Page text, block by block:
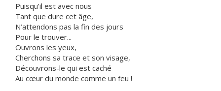
Puisqu’il est avec nous
Tant que dure cet âge,
N’attendons pas la fin des jours
Pour le trouver...
Ouvrons les yeux,
Cherchons sa trace et son visage,
Découvrons-le qui est caché
Au cœur du monde comme un feu !